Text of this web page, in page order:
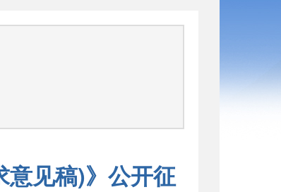
意见稿)》公开征